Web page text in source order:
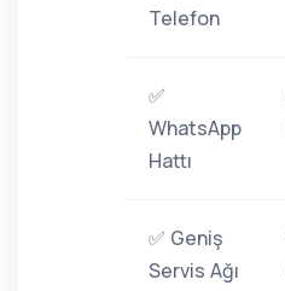
Telefon
✅
WhatsApp
Hattı
✅ Geniş
Servis Ağı